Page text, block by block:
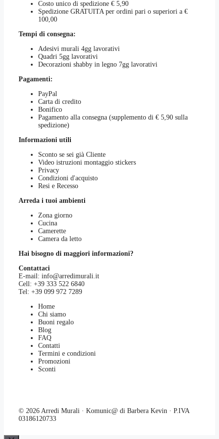
scelte
nella
Costo unico di spedizione € 5,90
Spedizione GRATUITA per ordini pari o superiori a €
100,00
Tempi di consegna:
Adesivi murali 4gg lavorativi
Quadri 5gg lavorativi
Decorazioni shabby in legno 7gg lavorativi
Pagamenti:
PayPal
Carta di credito
Bonifico
Pagamento alla consegna (supplemento di € 5,90 sulla
spedizione)
Informazioni utili
Sconto se sei già Cliente
Video istruzioni montaggio stickers
Privacy
Condizioni d'acquisto
Resi e Recesso
Arreda i tuoi ambienti
Zona giorno
Cucina
Camerette
Camera da letto
Hai bisogno di maggiori informazioni?
Contattaci
E-mail: info@arredimurali.it
Cell: +39 333 522 6840
Tel: +39 099 972 7289
Home
Chi siamo
Buoni regalo
Blog
FAQ
Contatti
Termini e condizioni
Promozioni
Sconti
© 2026 Arredi Murali · Komunic@ di Barbera Kevin · P.IVA
03186120733